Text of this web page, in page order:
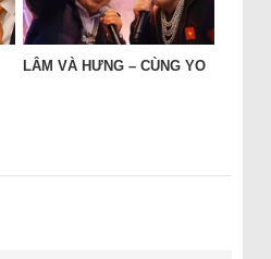
LÂM VÀ HƯNG – CÙNG YO